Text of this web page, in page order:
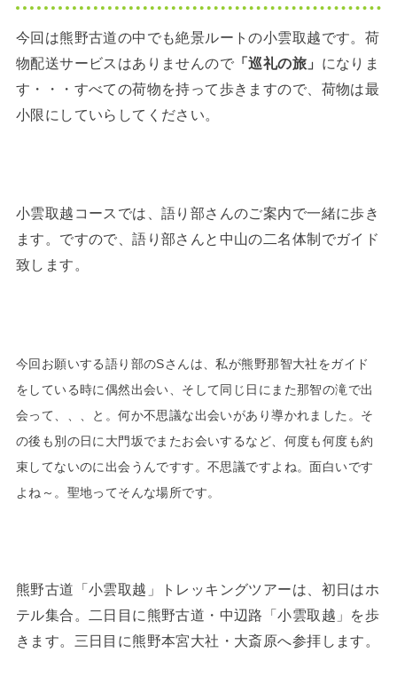
今回は熊野古道の中でも絶景ルートの小雲取越です。荷
物配送サービスはありませんので 「巡礼の旅」 になりま
す・・・すべての荷物を持って歩きますので、荷物は最
小限にしていらしてください。
小雲取越コースでは、語り部さんのご案内で一緒に歩き
ます。ですので、語り部さんと中山の二名体制でガイド
致します。
今回お願いする語り部のSさんは、私が熊野那智大社をガイド
をしている時に偶然出会い、そして同じ日にまた那智の滝で出
会って、、、と。何か不思議な出会いがあり導かれました。そ
の後も別の日に大門坂でまたお会いするなど、何度も何度も約
束してないのに出会うんですす。不思議ですよね。面白いです
よね～。聖地ってそんな場所です。
熊野古道「小雲取越」トレッキングツアーは、初日はホ
テル集合。二日目に熊野古道・中辺路「小雲取越」を歩
きます。三日目に熊野本宮大社・大斎原へ参拝します。